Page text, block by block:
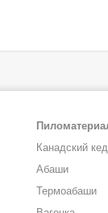
Канадский
Абаши
Термоабаши